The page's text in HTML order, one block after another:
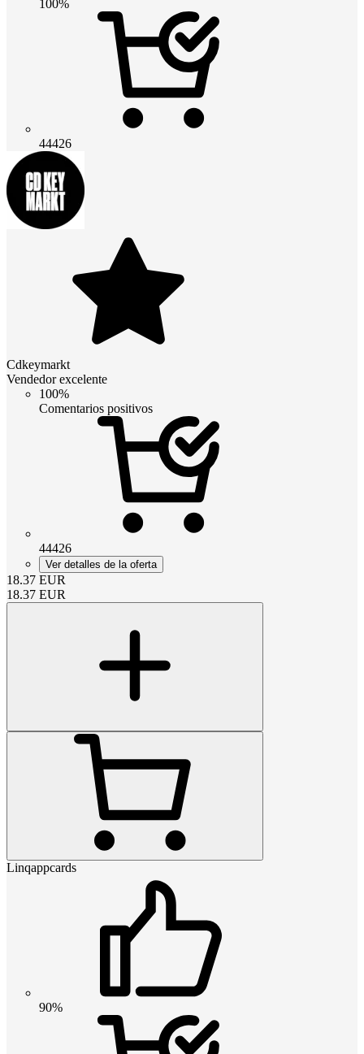
100%
44426
Cdkeymarkt
Vendedor excelente
100%
Comentarios positivos
44426
Ver detalles de la oferta
18.37 EUR
18.37 EUR
Linqappcards
90%